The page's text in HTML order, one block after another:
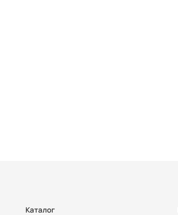
Каталог